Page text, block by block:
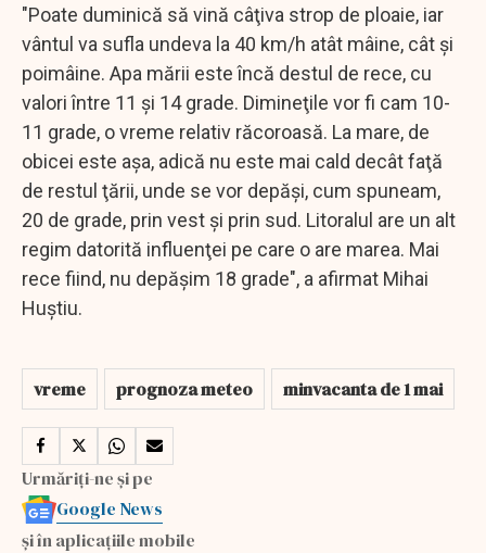
"Poate duminică să vină câţiva strop de ploaie, iar
vântul va sufla undeva la 40 km/h atât mâine, cât şi
poimâine. Apa mării este încă destul de rece, cu
valori între 11 şi 14 grade. Dimineţile vor fi cam 10-
11 grade, o vreme relativ răcoroasă. La mare, de
obicei este aşa, adică nu este mai cald decât faţă
de restul ţării, unde se vor depăşi, cum spuneam,
20 de grade, prin vest şi prin sud. Litoralul are un alt
regim datorită influenţei pe care o are marea. Mai
rece fiind, nu depăşim 18 grade", a afirmat Mihai
Huştiu.
vreme prognoza meteo minvacanta de 1 mai
Urmăriți-ne și pe
Google News
și în aplicațiile mobile